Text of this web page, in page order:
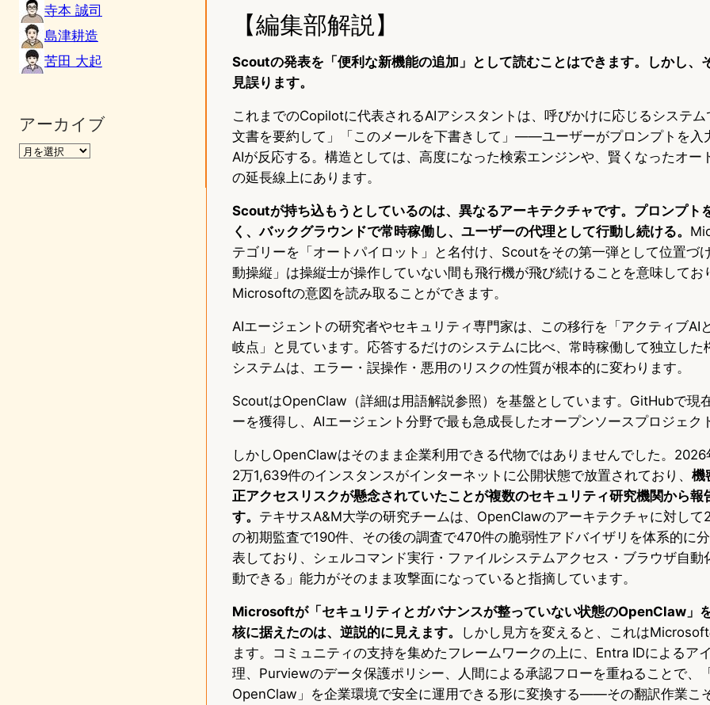
寺本 誠司
島津耕造
苦田 大起
アーカイブ
【編集部解説】
Scoutの発表を「便利な新機能の追加」として読むことはできます。しかし、
見誤ります。
これまでのCopilotに代表されるAIアシスタントは、呼びかけに応じるシステ
文書を要約して」「このメールを下書きして」——ユーザーがプロンプトを入
AIが反応する。構造としては、高度になった検索エンジンや、賢くなったオー
の延長線上にあります。
Scoutが持ち込もうとしているのは、異なるアーキテクチャです。プロンプト
く、バックグラウンドで常時稼働し、ユーザーの代理として行動し続ける。
テゴリーを「オートパイロット」と名付け、Scoutをその第一弾として位置づ
動操縦」は操縦士が操作していない間も飛行機が飛び続けることを意味してお
Microsoftの意図を読み取ることができます。
AIエージェントの研究者やセキュリティ専門家は、この移行を「アクティブAI
岐点」と見ています。応答するだけのシステムに比べ、常時稼働して独立した
システムは、エラー・誤操作・悪用のリスクの性質が根本的に変わります。
ScoutはOpenClaw（詳細は用語解説参照）を基盤としています。GitHubで現
ーを獲得し、AIエージェント分野で最も急成長したオープンソースプロジェク
しかしOpenClawはそのまま企業利用できる代物ではありませんでした。2026
2万1,639件のインスタンスがインターネットに公開状態で放置されており、 機
正アクセスリスクが懸念されていたことが複数のセキュリティ研究機関から報
す。 テキサスA&M大学の研究チームは、OpenClawのアーキテクチャに対して
の初期監査で190件、その後の調査で470件の脆弱性アドバイザリを体系的に
表しており、シェルコマンド実行・ファイルシステムアクセス・ブラウザ自動
動できる」能力がそのまま攻撃面になっていると指摘しています。
Microsoftが「セキュリティとガバナンスが整っていない状態のOpenClaw」
核に据えたのは、逆説的に見えます。
しかし見方を変えると、これは
ます。コミュニティの支持を集めたフレームワークの上に、Entra IDによるア
理、Purviewのデータ保護ポリシー、人間による承認フローを重ねることで、
OpenClaw」を企業環境で安全に運用できる形に変換する——その翻訳作業こ